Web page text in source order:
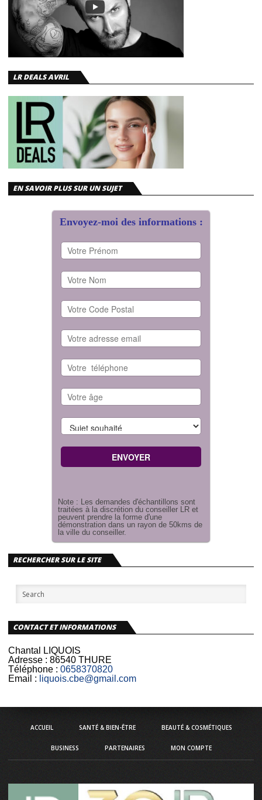
LR DEALS AVRIL
EN SAVOIR PLUS SUR UN SUJET
Envoyez-moi des informations :
Note : Les demandes d'échantillons sont
traitées à la discrétion du conseiller LR et
peuvent prendre la forme d'une
démonstration dans un rayon de 50kms de
la ville du conseiller.
RECHERCHER SUR LE SITE
CONTACT ET INFORMATIONS
Chantal LIQUOIS
Adresse : 86540 THURE
Téléphone : 0658370820
Email : liquois.cbe@gmail.com
ACCUEIL SANTÉ & BIEN-ÊTRE BEAUTÉ & COSMÉTIQUES
BUSINESS PARTENAIRES MON COMPTE